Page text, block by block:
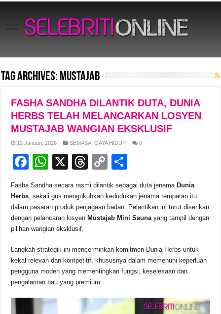
Tag Archives: Mustajab
FASHA SANDHA DILANTIK DUTA, DUNIA
HERBS TELAH MELANCARKAN LOSYEN
MUSTAJAB WANGIAN EKSKLUSIF
13 Januari, 2026 SEMASA ,GAYA HIDUP 0
F
c
e
b
o
k
W
at
s
A
p
X
T
e
a
d
C
p
y
Li
k
ar
e
Fasha Sandha secara rasmi dilantik sebagai duta jenama Dunia
Herbs, sekali gus mengukuhkan kedudukan jenama tempatan itu
dalam pasaran produk penjagaan badan. Pelantikan ini turut diserikan
dengan pelancaran losyen Mustajab Mini Saunayang tampil dengan
pilihan wangian eksklusif.
Langkah strategik ini mencerminkan komitmen Dunia Herbs untuk
kekal relevan dan kompetitif, khususnya dalam memenuhi keperluan
pengguna moden yang mementingkan fungsi, keselesaan dan
pengalaman bau yang premium.